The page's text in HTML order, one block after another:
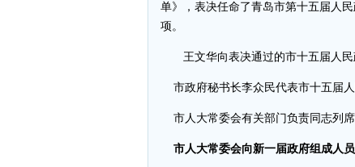
单》，表决任命了青岛市第十五届人
项。
王文华向表决通过的市十五届人民
市政府秘书长李众民代表市十五届人
市人大常委会有关部门负责同志列席
市人大常委会向新一届政府组成人